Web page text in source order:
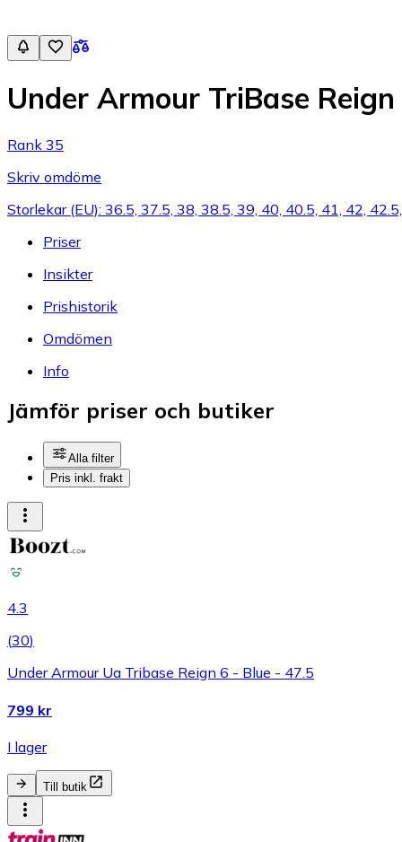
Under Armour TriBase
Rank 35
Skriv omdöme
Storlekar (EU): 36.5, 37.5, 38, 38.5, 39, 40, 40.5, 41, 42,
Priser
Insikter
Prishistorik
Omdömen
Info
Jämför priser och butiker
Alla filter
Pris inkl. frakt
4.3
(30)
Under Armour Ua Tribase Reign 6 - Blue - 47.5
799 kr
I lager
Till butik